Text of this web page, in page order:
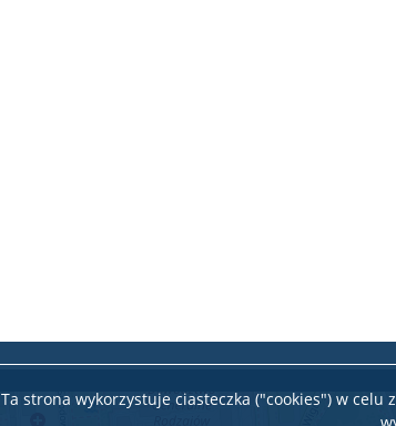
Ta strona wykorzystuje ciasteczka ("cookies") w